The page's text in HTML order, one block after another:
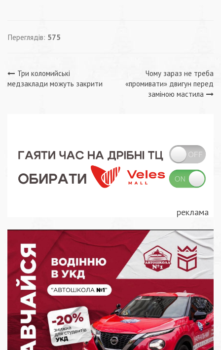
Переглядів: 575
Навігація
Три коломийські
медзаклади можуть закрити
Чому зараз не треба
«промивати» двигун перед
заміною мастила